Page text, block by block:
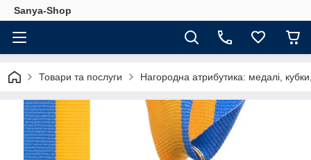
Sanya-Shop
Товари та послуги Нагородна атрибутика: медалі,